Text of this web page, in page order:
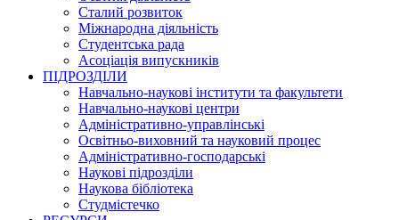
Сталий розвиток
Міжнародна діяльність
Студентська рада
Асоціація випускників
ПІДРОЗДІЛИ
Навчально-наукові інститути та факультети
Навчально-наукові центри
Адміністративно-управлінські
Освітньо-виховний та науковий процес
Адміністративно-господарські
Наукові підрозділи
Наукова бібліотека
Студмістечко